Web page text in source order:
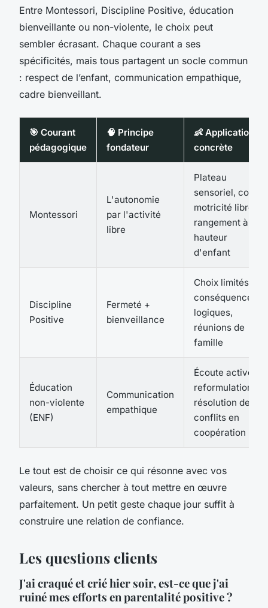
Entre Montessori, Discipline Positive, éducation
bienveillante ou non-violente, le choix peut
sembler écrasant. Chaque courant a ses
spécificités, mais tous partagent un socle commun
: respect de l’enfant, communication empathique,
cadre bienveillant.
🎯 Courant
pédagogique
🧠 Principe
fondateur
👶 Application
concrète
Montessori
L'autonomie
par l'activité
libre
Plateau
sensoriel, coin
motricité libre,
rangement à
hauteur
d'enfant
Discipline
Positive
Fermeté +
bienveillance
Choix limités,
conséquences
logiques,
réunions de
famille
Éducation
non-violente
(ENF)
Communication
empathique
Écoute active,
reformulation,
résolution de
conflits en
coopération
Le tout est de choisir ce qui résonne avec vos
valeurs, sans chercher à tout mettre en œuvre
parfaitement. Un petit geste chaque jour suffit à
construire une relation de confiance.
Les questions clients
J'ai craqué et crié hier soir, est-ce que j'ai
ruiné mes efforts en parentalité positive ?